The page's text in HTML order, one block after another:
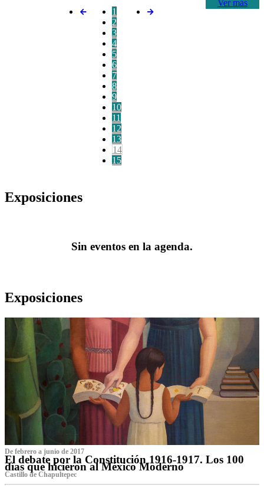
Ver más
1
2
3
4
5
6
7
8
9
10
11
12
13
14
15
Exposiciones
Sin eventos en la agenda.
Exposiciones
De febrero a junio de 2017
El debate por la Constitución 1916-1917. Los 100
días que hicieron al México Moderno
Castillo de Chapultepec